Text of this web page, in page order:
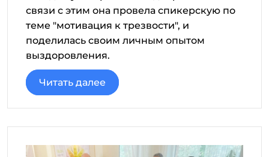
связи с этим она провела спикерскую по
теме "мотивация к трезвости", и
поделилась своим личным опытом
выздоровления.
Читать далее